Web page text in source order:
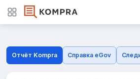
Отчёт Kompra Справка eGov